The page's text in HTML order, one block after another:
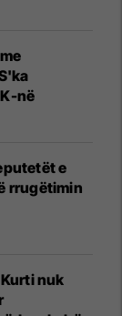
në
e
rrugëtimin
nuk